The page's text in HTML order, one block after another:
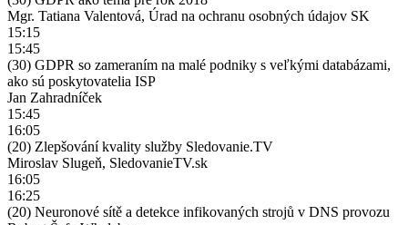
Mgr. Tatiana Valentová, Úrad na ochranu osobných údajov SK
15:15
15:45
(30) GDPR so zameraním na malé podniky s veľkými databázami,
ako sú poskytovatelia ISP
Jan Zahradníček
15:45
16:05
(20) Zlepšování kvality služby Sledovanie.TV
Miroslav Slugeň, SledovanieTV.sk
16:05
16:25
(20) Neuronové sítě a detekce infikovaných strojů v DNS provozu